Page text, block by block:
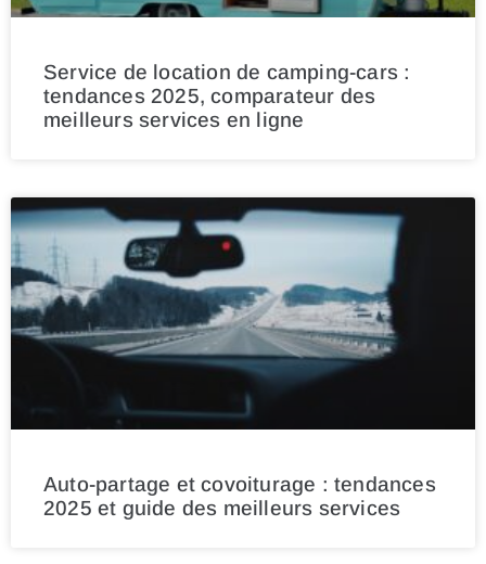
Service de location de camping-cars :
tendances 2025, comparateur des
meilleurs services en ligne
Auto-partage et covoiturage : tendances
2025 et guide des meilleurs services